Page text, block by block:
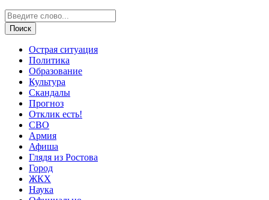
Острая ситуация
Политика
Образование
Культура
Скандалы
Прогноз
Отклик есть!
СВО
Армия
Афиша
Глядя из Ростова
Город
ЖКХ
Наука